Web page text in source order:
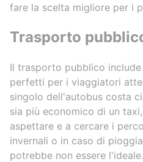
fare la scelta migliore per i
Trasporto
Il trasporto pubblico
perfetti per i viaggiatori
singolo dell'autobus costa
sia più economico di un
aspettare e a cercare i
invernali o in caso di
potrebbe non essere l'ideale.